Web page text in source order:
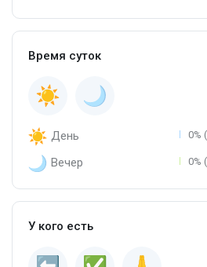
Время суток
День 0%
Вечер 0%
У кого есть